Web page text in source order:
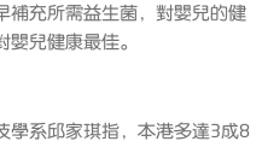
補充所需益生菌，對嬰兒的健
兒健康最佳。
學系邱家琪指，本港多達3成8